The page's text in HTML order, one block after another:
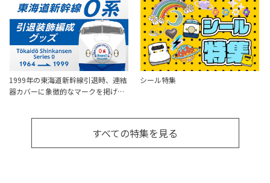
1999年の東海道新幹線引退時、連結
器カバーに象徴的なマークを掲げ…
シール特集
すべての特集を見る